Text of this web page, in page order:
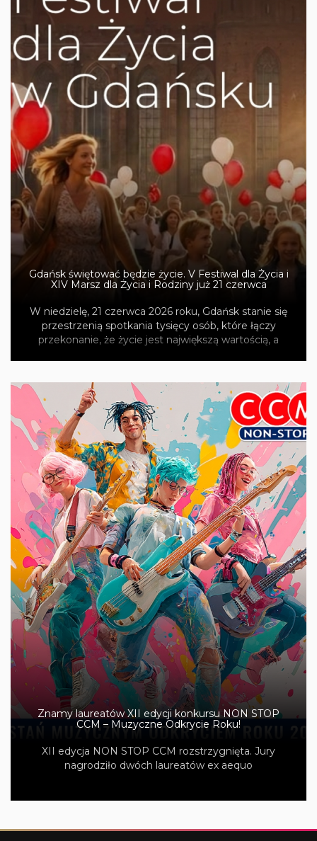
Gdańsk świętować będzie życie. V Festiwal dla Życia i
XIV Marsz dla Życia i Rodziny już 21 czerwca
W niedzielę, 21 czerwca 2026 roku, Gdańsk stanie się
przestrzenią spotkania tysięcy osób, które łączy
przekonanie, że życie jest największą wartością, a
Znamy laureatów XII edycji konkursu NON STOP
CCM – Muzyczne Odkrycie Roku!
XII edycja NON STOP CCM rozstrzygnięta. Jury
nagrodziło dwóch laureatów ex aequo